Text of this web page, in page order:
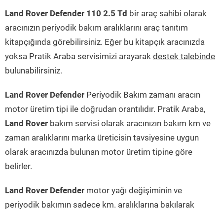
Land Rover Defender 110 2.5 Td bir araç sahibi olarak
aracınızın periyodik bakım aralıklarını araç tanıtım
kitapçığında görebilirsiniz. Eğer bu kitapçık aracınızda
yoksa Pratik Araba servisimizi arayarak destek talebinde
bulunabilirsiniz.
Land Rover Defender Periyodik Bakım zamanı aracın
motor üretim tipi ile doğrudan orantılıdır. Pratik Araba,
Land Rover bakım servisi olarak aracınızın bakım km ve
zaman aralıklarını marka üreticisin tavsiyesine uygun
olarak aracınızda bulunan motor üretim tipine göre
belirler.
Land Rover Defender motor yağı değişiminin ve
periyodik bakımın sadece km. aralıklarına bakılarak